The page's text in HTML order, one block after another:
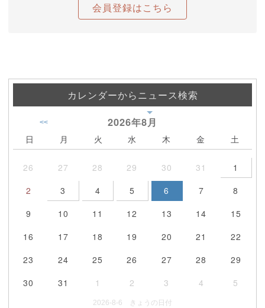
会員登録はこちら
カレンダーからニュース検索
2026年8月
<<
日 月 火 水 木 金 土
26 27 28 29 30 31
1
2
3 4 5 6 7
8
9
10 11 12 13 14
15
16
17 18 19 20 21
22
23
24 25 26 27 28
29
30
31 1 2 3 4 5
2026-8-6 きょうの日付